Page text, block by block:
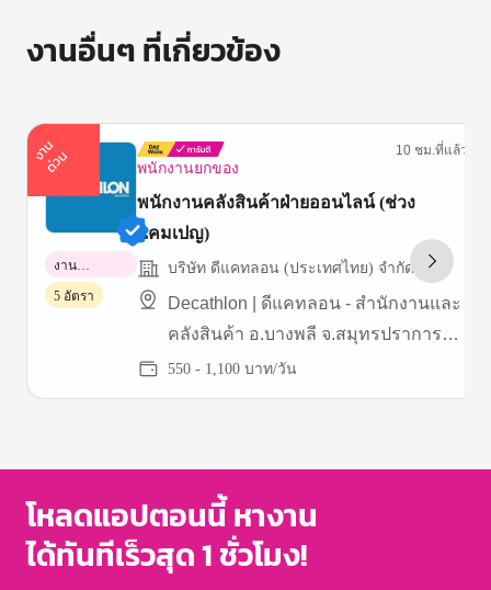
งานอื่นๆ ที่เกี่ยวข้อง
ง
า
น
ด่
ว
น พนักงานยกของ
10 ชม.ที่แล้ว
พนักงานคลังสินค้าฝ่ายออนไลน์ (ช่วง
แคมเปญ)
บริษัท ดีแคทลอน (ประเทศไทย) จำกัด
Decathlon | ดีแคทลอน - สำนักงานและ
คลังสินค้า อ.บางพลี จ.สมุทรปราการ
(บางนา กม.19)
550 - 1,100 บาท/วัน
งาน
พาร์ทไทม์
5 อัตรา
of
โหลดแอปตอนนี้ หางาน
ได้ทันทีเร็วสุด 1 ชั่วโมง!